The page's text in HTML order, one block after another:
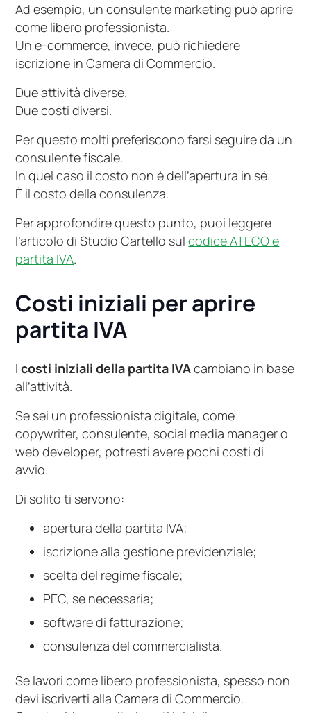
Ad esempio, un consulente marketing può aprire
come libero professionista.
Un e-commerce, invece, può richiedere
iscrizione in Camera di Commercio.
Due attività diverse.
Due costi diversi.
Per questo molti preferiscono farsi seguire da un
consulente fiscale.
In quel caso il costo non è dell’apertura in sé.
È il costo della consulenza.
Per approfondire questo punto, puoi leggere
l’articolo di Studio Cartello sulcodice ATECO e
partita IVA.
Costi iniziali per aprire
partita IVA
Icosti iniziali della partita IVAcambiano in base
all’attività.
Se sei un professionista digitale, come
copywriter, consulente, social media manager o
web developer, potresti avere pochi costi di
avvio.
Di solito ti servono:
apertura della partita IVA;
iscrizione alla gestione previdenziale;
scelta del regime fiscale;
PEC, se necessaria;
software di fatturazione;
consulenza del commercialista.
Se lavori come libero professionista, spesso non
devi iscriverti alla Camera di Commercio.